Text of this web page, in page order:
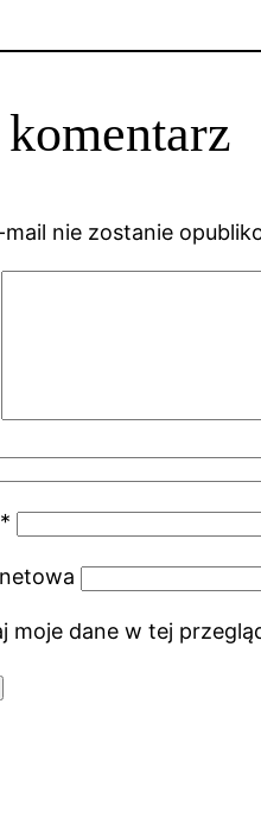
nie zostanie
*
moje dane w tej